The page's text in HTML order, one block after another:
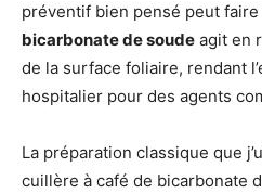
préventif bien pensé peut
bicarbonate de soude agit en
de la surface foliaire, rendant
hospitalier pour des agents
La préparation classique que
cuillère à café de bicarbonate